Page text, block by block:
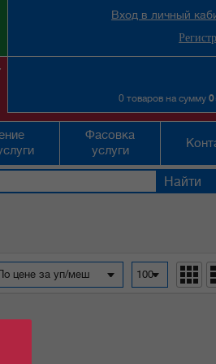
Вход в личный
0 товаров на сумму 0
Фасовка
услуги
100
цене за уп/меш